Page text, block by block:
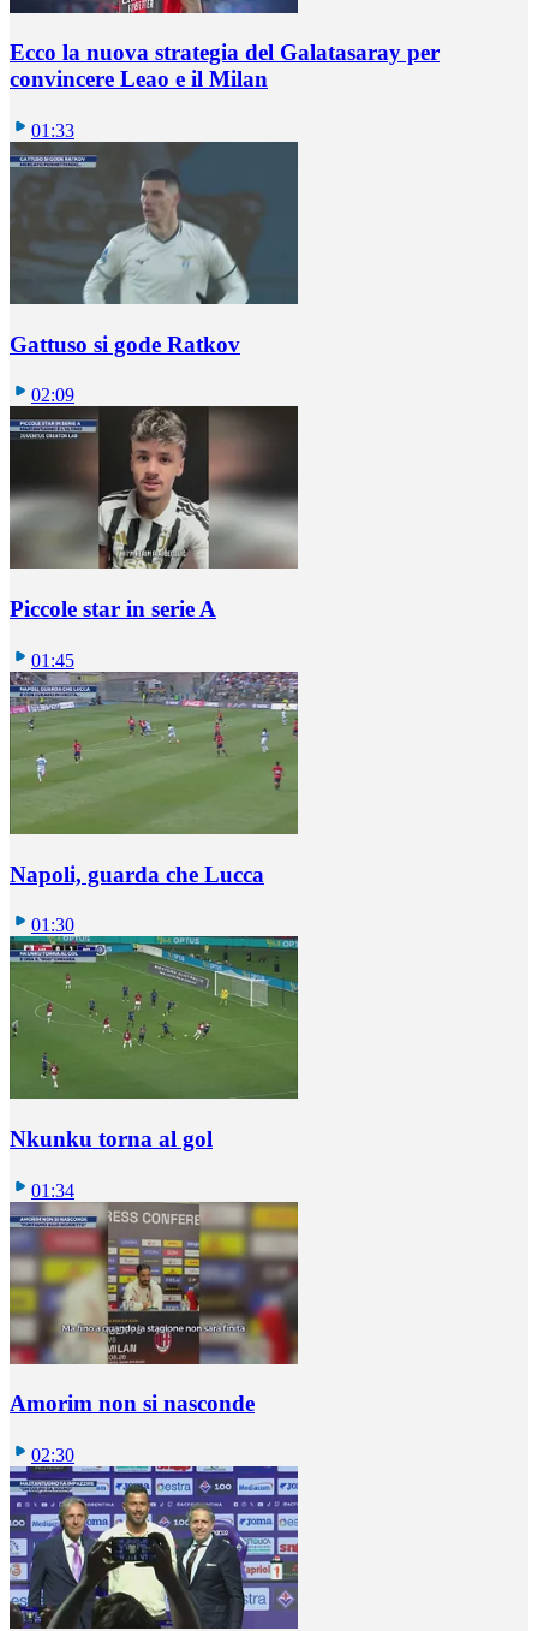
Ecco la nuova strategia del Galatasaray per
convincere Leao e il Milan
01:33
Gattuso si gode Ratkov
02:09
Piccole star in serie A
01:45
Napoli, guarda che Lucca
01:30
Nkunku torna al gol
01:34
Amorim non si nasconde
02:30